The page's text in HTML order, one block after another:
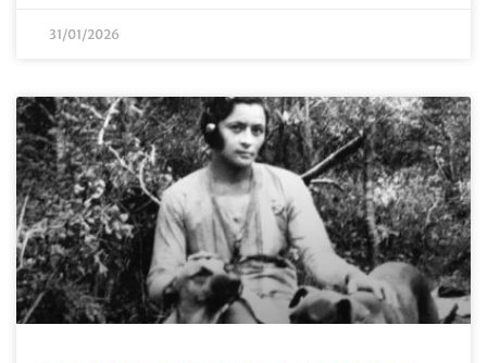
31/01/2026